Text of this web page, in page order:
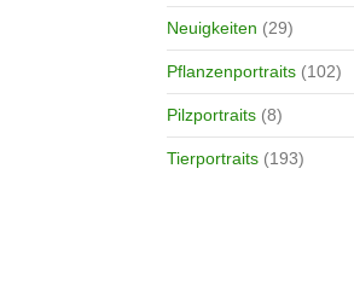
Neuigkeiten (29)
Pflanzenportraits(102)
Pilzportraits(8)
Tierportraits(193)